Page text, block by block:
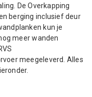
De Overkapping
berging inclusief deur
kun je
meer wanden
meegeleverd. Alles